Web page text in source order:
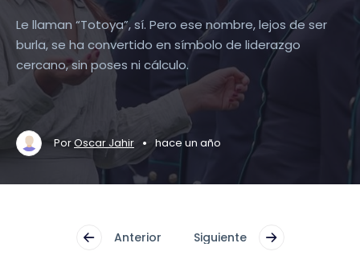
Le llaman “Totoya”, sí. Pero ese nombre, lejos de ser
burla, se ha convertido en símbolo de liderazgo
cercano, sin poses ni cálculo.
PorOscar Jahir • hace un año
Anterior Siguiente